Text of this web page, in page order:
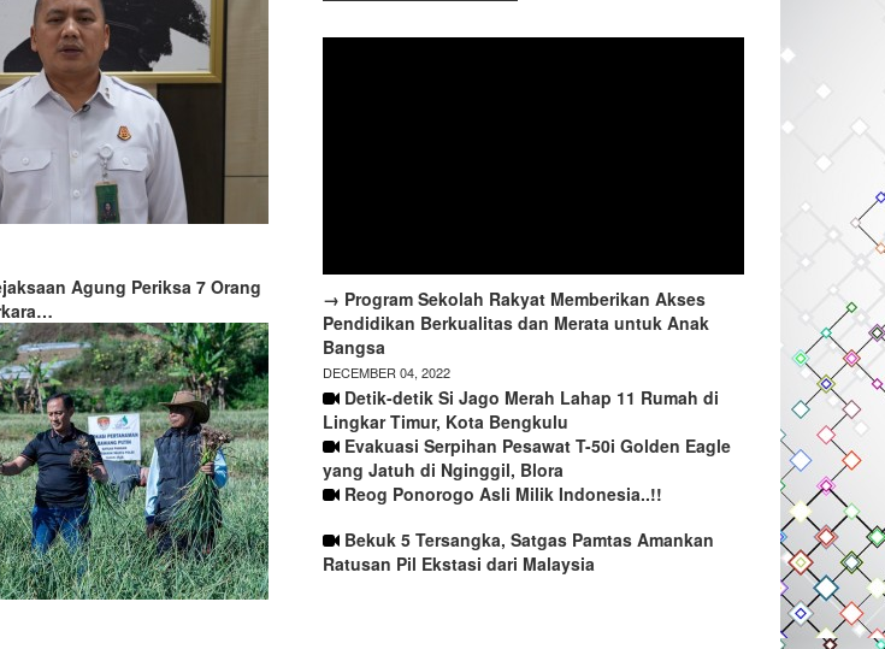
Agung Periksa 7 Orang
→ Program Sekolah Rakyat Memberikan Akses
Pendidikan Berkualitas dan Merata untuk Anak
Bangsa
DECEMBER 04, 2022
Detik-detik Si Jago Merah Lahap 11 Rumah di
Lingkar Timur, Kota Bengkulu
Evakuasi Serpihan Pesawat T-50i Golden Eagle
yang Jatuh di Nginggil, Blora
Reog Ponorogo Asli Milik Indonesia..!!
Bekuk 5 Tersangka, Satgas Pamtas Amankan
Ratusan Pil Ekstasi dari Malaysia